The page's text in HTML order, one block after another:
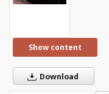
Show content
Download